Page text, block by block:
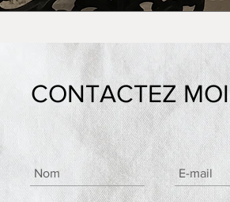
CONTACTEZ MOI